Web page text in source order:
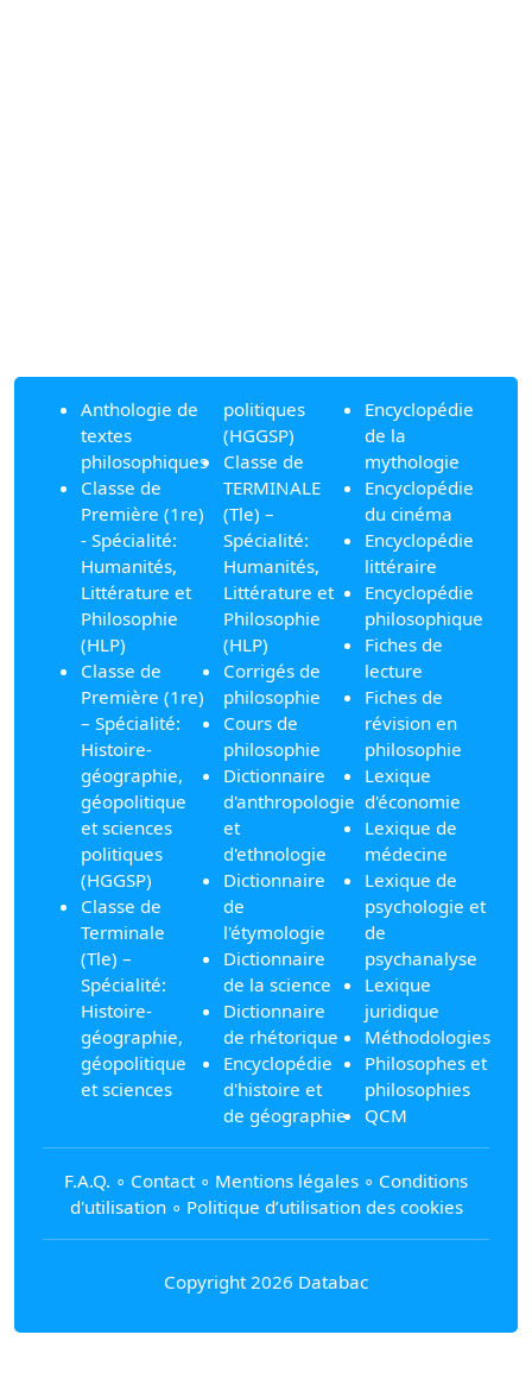
Anthologie de
textes
philosophiques
Classe de
Première (1re)
- Spécialité:
Humanités,
Littérature et
Philosophie
(HLP)
Classe de
Première (1re)
– Spécialité:
Histoire-
géographie,
géopolitique
et sciences
politiques
(HGGSP)
Classe de
Terminale
(Tle) –
Spécialité:
Histoire-
géographie,
géopolitique
et sciences
politiques
(HGGSP)
Classe de
TERMINALE
(Tle) –
Spécialité:
Humanités,
Littérature et
Philosophie
(HLP)
Corrigés de
philosophie
Cours de
philosophie
Dictionnaire
d'anthropologie
et
d'ethnologie
Dictionnaire
de
l'étymologie
Dictionnaire
de la science
Dictionnaire
de rhétorique
Encyclopédie
d'histoire et
de géographie
Encyclopédie
de la
mythologie
Encyclopédie
du cinéma
Encyclopédie
littéraire
Encyclopédie
philosophique
Fiches de
lecture
Fiches de
révision en
philosophie
Lexique
d'économie
Lexique de
médecine
Lexique de
psychologie et
de
psychanalyse
Lexique
juridique
Méthodologies
Philosophes et
philosophies
QCM
F.A.Q. ∘ Contact∘ Mentions légales ∘ Conditions
d'utilisation∘ Politique d’utilisation des cookies
Copyright 2026 Databac